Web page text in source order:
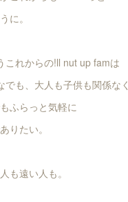
に。
これからの!ll nut up famは
でも、大人も子供も関係なく
ふらっと気軽に
りたい。
も遠い人も。